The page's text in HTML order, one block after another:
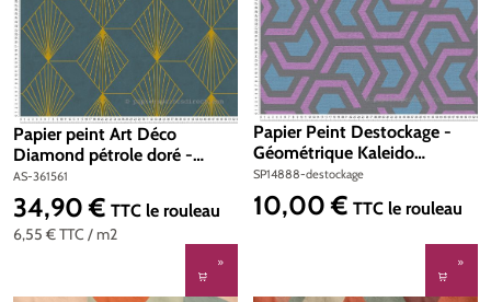
Papier peint Art Déco
Diamond pétrole doré -
French Affair d'A.S. Création |
Réf. AS-361561
AS-361561
6,55 €TTC / m2
Prix régulier :
34,90 € TTC le rouleau
Papier Peint Destockage -
Géométrique Kaleido
gris/mauve/bleu - Spot 4
SP14888-destockage
Prix régulier :
10,00 € TTC le rouleau